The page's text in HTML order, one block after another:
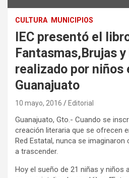
CULTURA MUNICIPIOS
IEC presentó el
Fantasmas,Brujas
realizado por niños
Guanajuato
10 mayo, 2016 Editorial
Guanajuato, Gto.- Cuando se
creación literaria que se ofrecen
Red Estatal, nunca se
a trascender.
Hoy el sueño de 21 niñas y niños